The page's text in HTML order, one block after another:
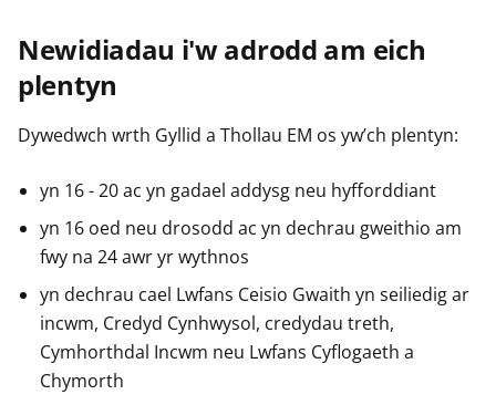
Newidiadau i'w adrodd am eich
plentyn
Dywedwch wrth Gyllid a Thollau EM os yw’ch plentyn:
yn 16 - 20 ac yn gadael addysg neu hyfforddiant
yn 16 oed neu drosodd ac yn dechrau gweithio am
fwy na 24 awr yr wythnos
yn dechrau cael Lwfans Ceisio Gwaith yn seiliedig ar
incwm, Credyd Cynhwysol, credydau treth,
Cymhorthdal Incwm neu Lwfans Cyflogaeth a
Chymorth